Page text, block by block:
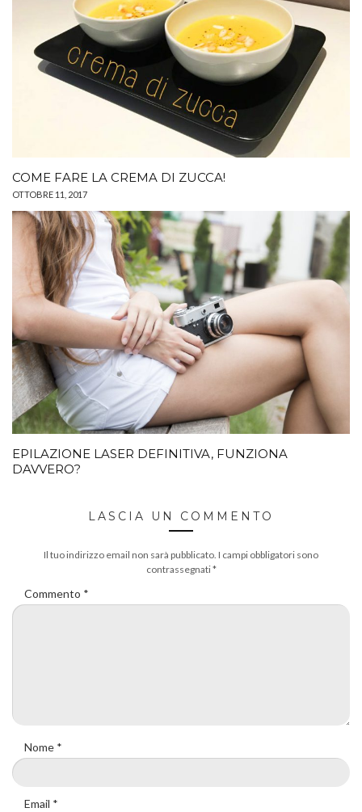
COME FARE LA CREMA DI ZUCCA!
OTTOBRE 11, 2017
EPILAZIONE LASER DEFINITIVA, FUNZIONA
DAVVERO?
LASCIA UN COMMENTO
Il tuo indirizzo email non sarà pubblicato. I campi obbligatori sono
contrassegnati*
Commento *
Nome *
Email *